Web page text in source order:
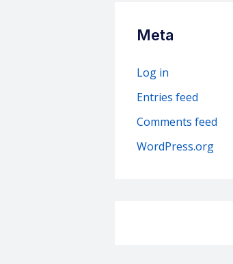
o
r
Meta
Log in
Entries feed
Comments feed
WordPress.org